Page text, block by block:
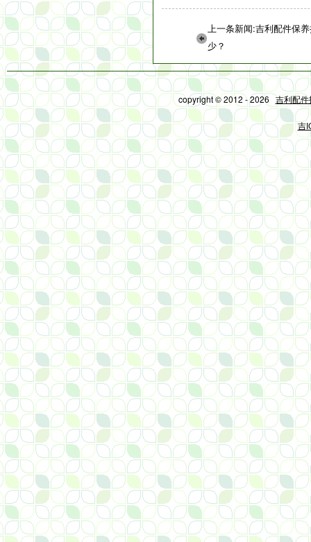
上一条新闻:吉利配件保
少？
copyright © 2012 - 2026吉利配件
吉